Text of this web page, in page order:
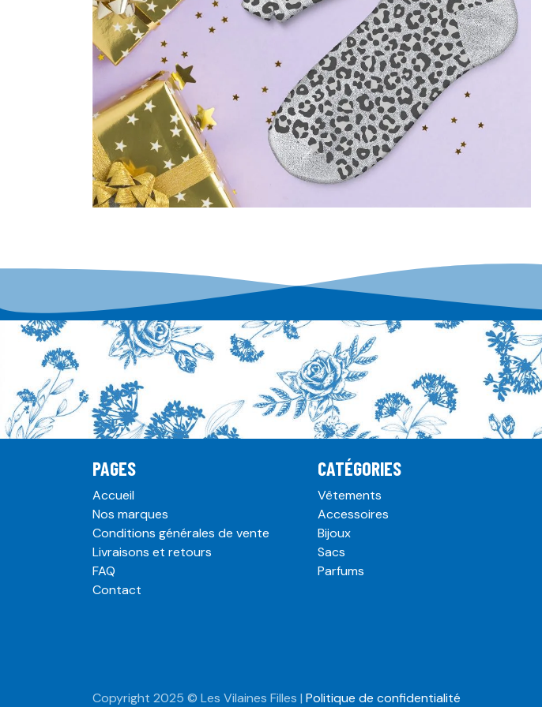
PAGES
Accueil
Nos marques
Conditions générales de vente
Livraisons et retours
FAQ
Contact
CATÉGORIES
Vêtements
Accessoires
Bijoux
Sacs
Parfums
Copyright 2025 © Les Vilaines Filles | Politique de confidentialité